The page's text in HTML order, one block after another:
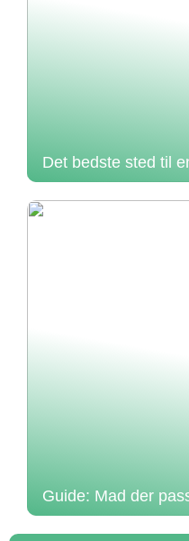
Det bedste sted til
Guide: Mad der